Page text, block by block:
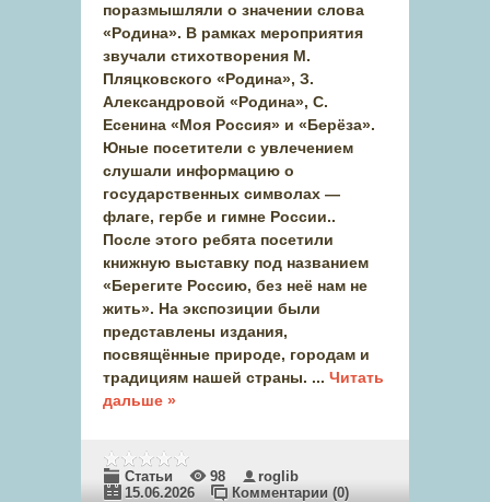
поразмышляли о значении слова
«Родина». В рамках мероприятия
звучали стихотворения М.
Пляцковского «Родина», З.
Александровой «Родина», С.
Есенина «Моя Россия» и «Берёза».
Юные посетители с увлечением
слушали информацию о
государственных символах —
флаге, гербе и гимне России..
После этого ребята посетили
книжную выставку под названием
«Берегите Россию, без неё нам не
жить». На экспозиции были
представлены издания,
посвящённые природе, городам и
традициям нашей страны. ... Читать
дальше »
Статьи 98
roglib
15.06.2026
Комментарии (0)